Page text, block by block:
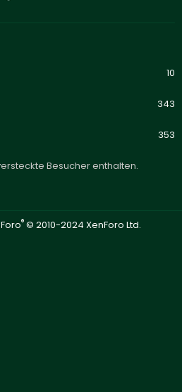
10
343
353
Besucher enthalten.
® © 2010-2024 XenForo Ltd.